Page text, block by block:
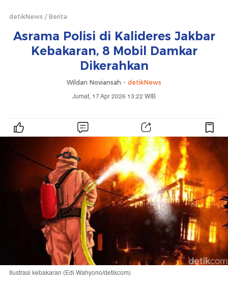
detikNews Berita
Asrama Polisi di Kalideres Jakbar
Kebakaran, 8 Mobil Damkar
Dikerahkan
Wildan Noviansah - detikNews
Jumat, 17 Apr 2026 13:22 WIB
Ilustrasi kebakaran (Edi Wahyono/detikcom)